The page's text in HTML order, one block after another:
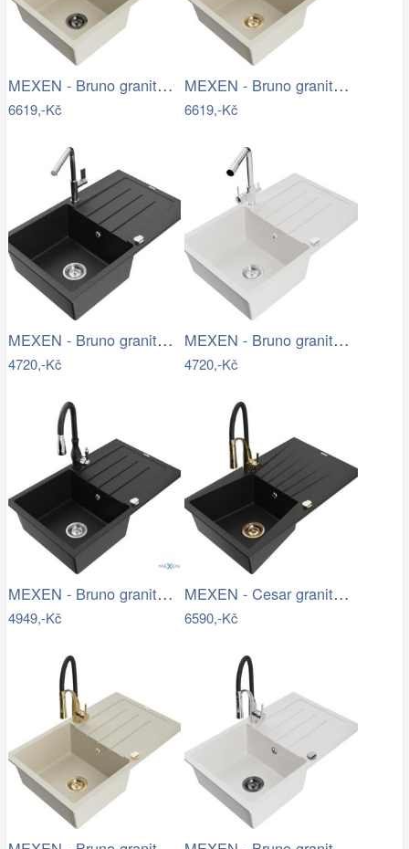
MEXEN - Bruno granitový dřez s…
6619,-Kč
MEXEN - Bruno granitový dřez s…
6619,-Kč
MEXEN - Bruno granitový dřez 1 s…
4720,-Kč
MEXEN - Bruno granitový dřez s…
4720,-Kč
MEXEN - Bruno granitový dřez 1 s…
4949,-Kč
MEXEN - Cesar granitový dřez s…
6590,-Kč